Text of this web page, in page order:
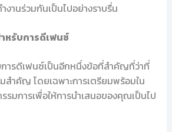
งานร่วมกันเป็นไปอย่างราบรื่น
หรับการดีเฟนซ์
ารดีเฟนซ์เป็นอีกหนึ่งข้อที่สำคัญที่ว่าที่
สำคัญ โดยเฉพาะการเตรียมพร้อมใน
รมการเพื่อให้การนำเสนอของคุณเป็นไป